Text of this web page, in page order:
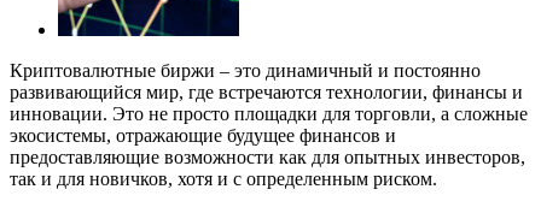
Криптовалютные биржи – это динамичный и постоянно
развивающийся мир, где встречаются технологии, финансы и
инновации. Это не просто площадки для торговли, а сложные
экосистемы, отражающие будущее финансов и
предоставляющие возможности как для опытных инвесторов,
так и для новичков, хотя и с определенным риском.